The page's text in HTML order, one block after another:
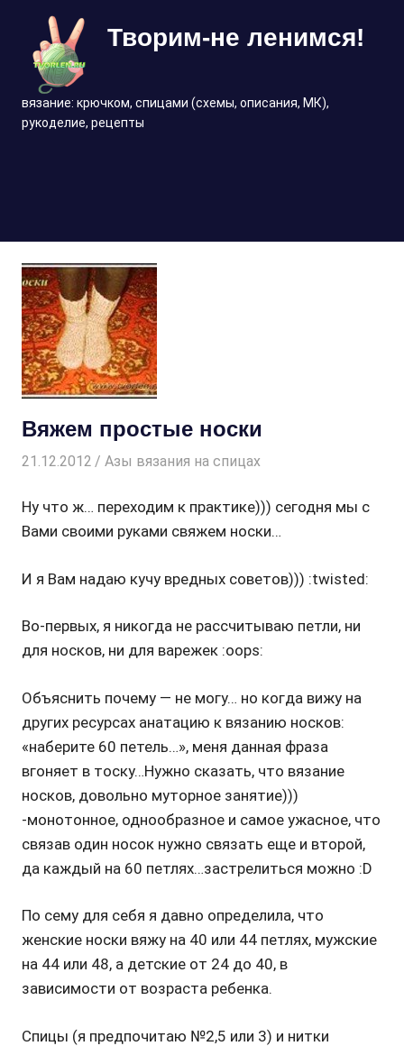
содержимому
Творим-не ленимся!
вязание: крючком, спицами (схемы, описания, МК),
рукоделие, рецепты
Вяжем простые носки
21.12.2012 Творогова Елена
Азы вязания на спицах
Ну что ж… переходим к практике))) сегодня мы с
Вами своими руками свяжем носки…
И я Вам надаю кучу вредных советов))) :twisted:
Во-первых, я никогда не рассчитываю петли, ни
для носков, ни для варежек :oops:
Объяснить почему — не могу… но когда вижу на
других ресурсах анатацию к вязанию носков:
«наберите 60 петель…», меня данная фраза
вгоняет в тоску…Нужно сказать, что вязание
носков, довольно муторное занятие)))
-монотонное, однообразное и самое ужасное, что
связав один носок нужно связать еще и второй,
да каждый на 60 петлях…застрелиться можно :D
По сему для себя я давно определила, что
женские носки вяжу на 40 или 44 петлях, мужские
на 44 или 48, а детские от 24 до 40, в
зависимости от возраста ребенка.
Спицы (я предпочитаю №2,5 или 3) и нитки